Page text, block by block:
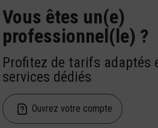
Vous êtes un(e)
professionnel(le) ?
Profitez de tarifs adaptés
services dédiés
Ouvrez votre compte